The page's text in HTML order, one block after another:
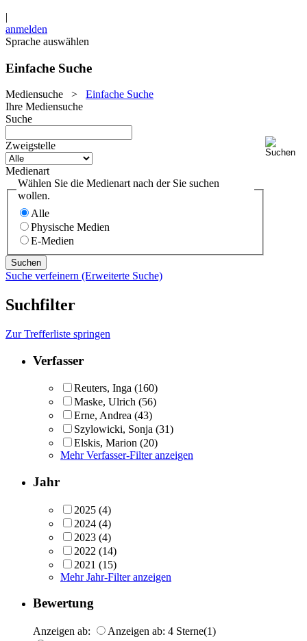
|
anmelden
Sprache auswählen
Einfache Suche
Mediensuche > Einfache Suche
Ihre Mediensuche
Suche
Zweigstelle
Medienart
Wählen Sie die Medienart nach der Sie suchen
wollen.
Alle
Physische Medien
E-Medien
Suche verfeinern (Erweiterte Suche)
Suchfilter
Zur Trefferliste springen
Verfasser
Reuters, Inga (160)
Maske, Ulrich (56)
Erne, Andrea (43)
Szylowicki, Sonja (31)
Elskis, Marion (20)
Mehr Verfasser-Filter anzeigen
Jahr
2025 (4)
2024 (4)
2023 (4)
2022 (14)
2021 (15)
Mehr Jahr-Filter anzeigen
Bewertung
Anzeigen ab: Anzeigen ab: 4 Sterne(1)